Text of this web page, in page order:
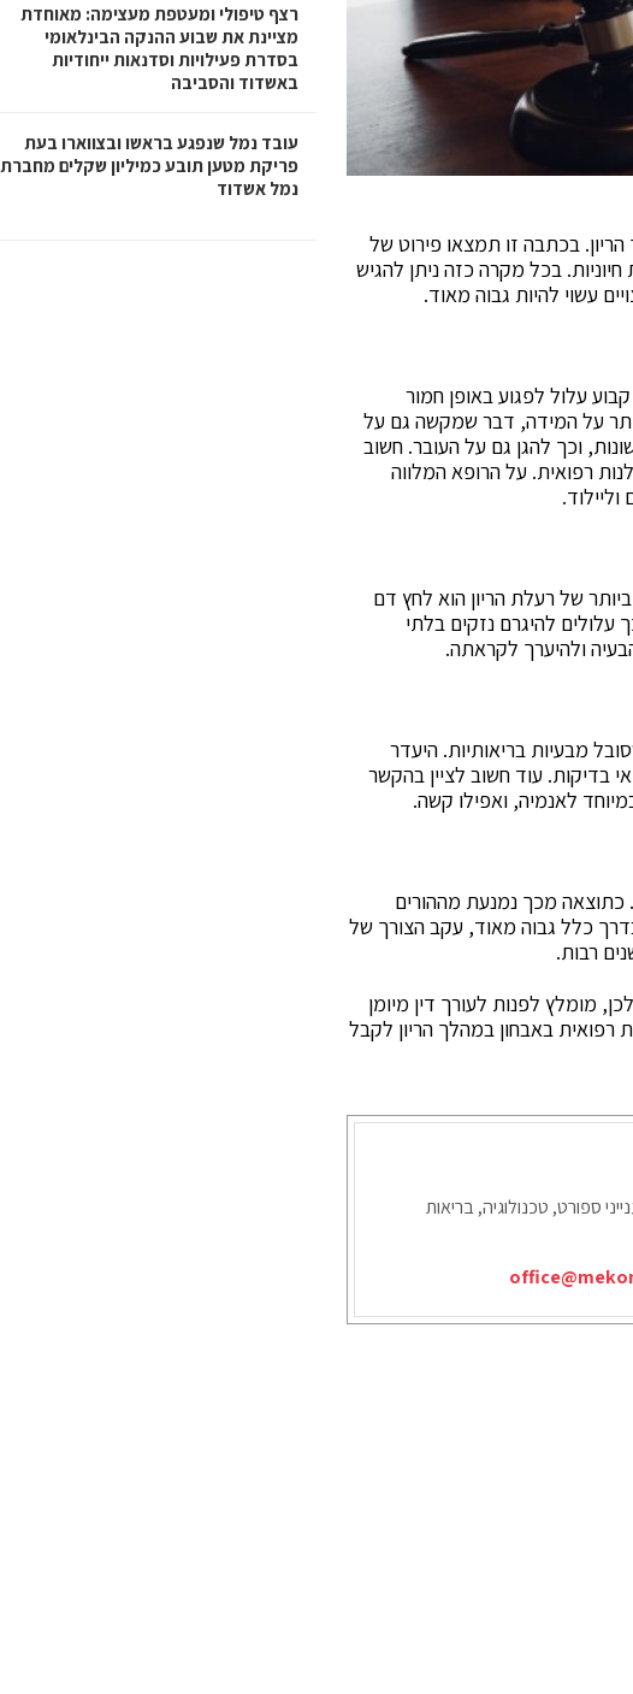
בכתבה זו תמצאו פירוט של
בכל מקרה כזה ניתן להגיש
עשוי להיות גבוה מאוד.
קבוע עלול לפגוע באופן חמור
על המידה, דבר שמקשה גם על
וכך להגן גם על העובר. חשוב
רפואית. על הרופא המלווה
הבעייתי ביותר של רעלת הריון הוא לחץ דם
עלולים להיגרם נזקים בלתי
ולהיערך לקראתה.
מבעיות בריאותיות. היעדר
בדיקות. עוד חשוב לציין בהקשר
לאנמיה, ואפילו קשה.
כתוצאה מכך נמנעת מההורים
כלל גבוה מאוד, עקב הצורך של
רבות.
מומלץ לפנות לעורך דין מיומן
באבחון במהלך הריון לקבל
ספורט, טכנולוגיה, בריאות
רצף טיפולי ומעטפת מעצימה: מאוחדת
מציינת את שבוע ההנקה הבינלאומי
בסדרת פעילויות וסדנאות ייחודיות
באשדוד והסביבה
עובד נמל שנפגע בראשו ובצווארו בעת
פריקת מטען תובע כמיליון שקלים מחברת
נמל אשדוד